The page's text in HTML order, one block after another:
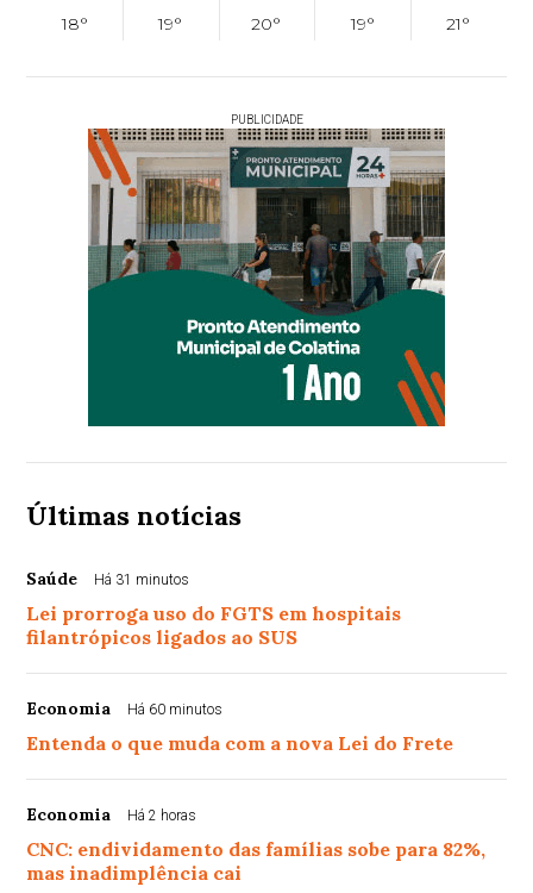
18°
19°
20°
19°
21°
PUBLICIDADE
Últimas notícias
Saúde Há 31 minutos
Lei prorroga uso do FGTS em hospitais
filantrópicos ligados ao SUS
Economia Há 60 minutos
Entenda o que muda com a nova Lei do Frete
Economia Há 2 horas
CNC: endividamento das famílias sobe para 82%,
mas inadimplência cai